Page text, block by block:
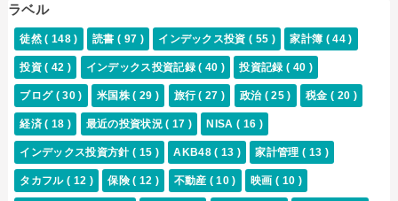
ラベル
徒然( 148 ) 読書 ( 97 ) インデックス投資( 55 ) 家計簿 ( 44 )
投資( 42 ) インデックス投資記録( 40 ) 投資記録( 40 )
ブログ ( 30 ) 米国株( 29 ) 旅行( 27 ) 政治 ( 25 ) 税金 ( 20 )
経済( 18 ) 最近の投資状況( 17 ) NISA( 16 )
インデックス投資方針 ( 15 ) AKB48( 13 ) 家計管理( 13 )
タカフル( 12 ) 保険( 12 ) 不動産 ( 10 ) 映画( 10 )